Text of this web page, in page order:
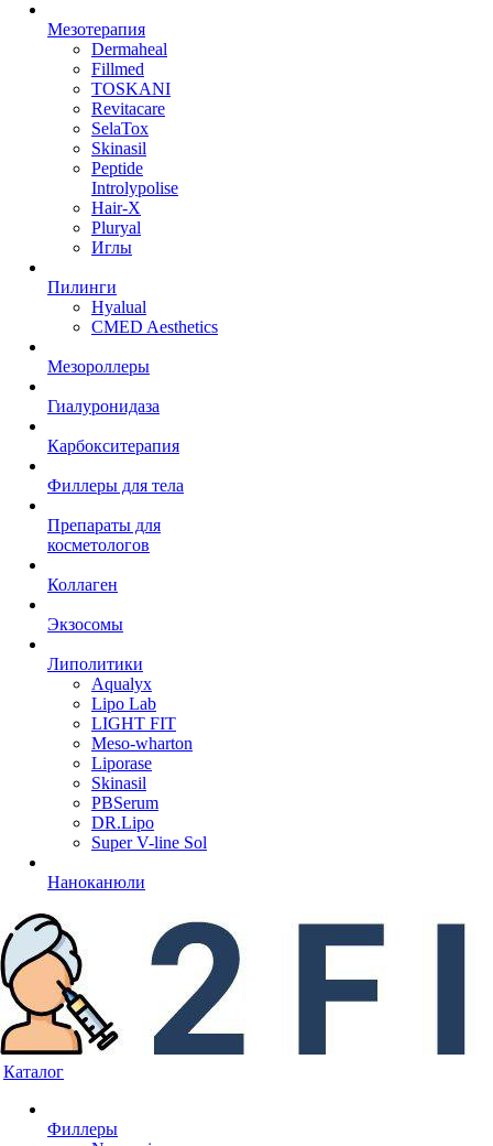
Мезотерапия
Dermaheal
Fillmed
TOSKANI
Revitacare
SelaTox
Skinasil
Peptide
Introlypolise
Hair-X
Pluryal
Иглы
Пилинги
Hyalual
CMED Aesthetics
Мезороллеры
Гиалуронидаза
Карбокситерапия
Филлеры для тела
Препараты для
косметологов
Коллаген
Экзосомы
Липолитики
Aqualyx
Lipo Lab
LIGHT FIT
Meso-wharton
Liporase
Skinasil
PBSerum
DR.Lipo
Super V-line Sol
Наноканюли
Каталог
Филлеры